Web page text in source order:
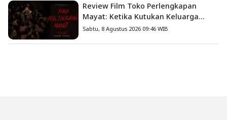
Review Film Toko Perlengkapan
Mayat: Ketika Kutukan Keluarga
Menjadi Sumber Teror yang
Sabtu, 8 Agustus 2026 09:46 WIB